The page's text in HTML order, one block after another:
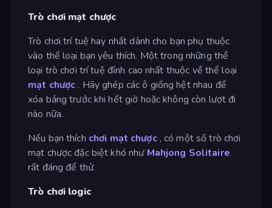
Trò chơi mạt chược
Trò chơi trí tuệ hay nhất dành cho bạn phụ thuộc
vào thể loại bạn yêu thích. Một trong những thể
loại trò chơi trí tuệ đỉnh cao nhất thuộc về thể loại
mạt chược . Hãy ghép các ô giống hệt nhau để
xóa bảng trước khi hết giờ hoặc không còn lượt đi
nào nữa.
Nếu bạn thích chơi mạt chược, có một số trò chơi
mạt chược đặc biệt khó như Mahjong Solitaire
rất đáng để thử.
Trò chơi logic